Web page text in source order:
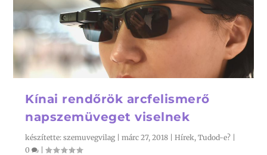
Kínai rendőrök arcfelismerő
napszemüveget viselnek
készítette:szemuvegvilag |márc 27, 2018 |Hírek,Tudod-e?
0
|